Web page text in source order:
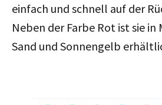
einfach und schnell auf der
Neben der Farbe Rot ist sie
Sand und Sonnengelb